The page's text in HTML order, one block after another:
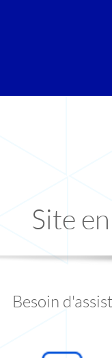
Site
Besoin